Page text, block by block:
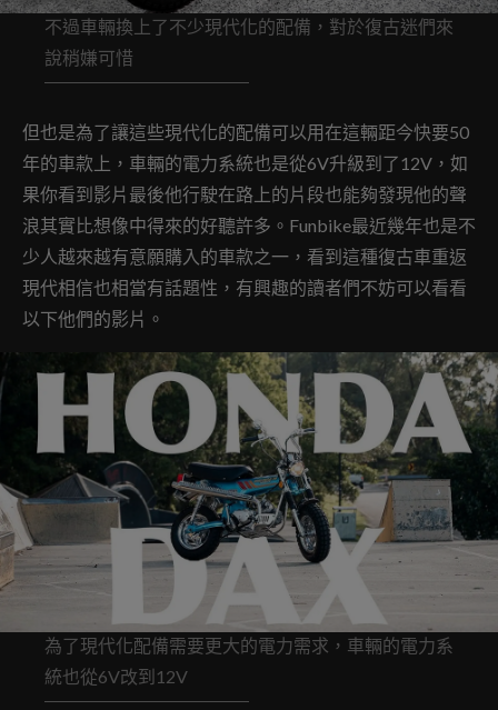
不過車輛換上了不少現代化的配備，對於復古迷們來
說稍嫌可惜
但也是為了讓這些現代化的配備可以用在這輛距今快要50
年的車款上，車輛的電力系統也是從6V升級到了12V，如
果你看到影片最後他行駛在路上的片段也能夠發現他的聲
浪其實比想像中得來的好聽許多。Funbike最近幾年也是不
少人越來越有意願購入的車款之一，看到這種復古車重返
現代相信也相當有話題性，有興趣的讀者們不妨可以看看
以下他們的影片。
為了現代化配備需要更大的電力需求，車輛的電力系
統也從6V改到12V